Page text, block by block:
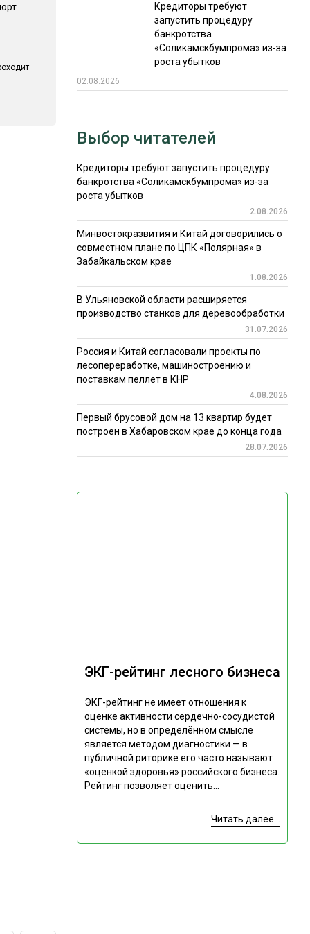
Кредиторы требуют
запустить процедуру
банкротства
«Соликамскбумпрома» из-за
роста убытков
02.08.2026
ЭКГ-рейтинг лесного бизнеса
ЭКГ-рейтинг не имеет отношения к
оценке активности сердечно-сосудистой
системы, но в определённом смысле
является методом диагностики — в
публичной риторике его часто называют
«оценкой здоровья» российского бизнеса.
Рейтинг позволяет оценить...
Читать далее...
Выбор читателей
Кредиторы требуют запустить процедуру
банкротства «Соликамскбумпрома» из-за
роста убытков
2.08.2026
Минвостокразвития и Китай договорились о
совместном плане по ЦПК «Полярная» в
Забайкальском крае
1.08.2026
В Ульяновской области расширяется
производство станков для деревообработки
31.07.2026
Россия и Китай согласовали проекты по
лесопереработке, машиностроению и
поставкам пеллет в КНР
4.08.2026
Первый брусовой дом на 13 квартир будет
построен в Хабаровском крае до конца года
28.07.2026